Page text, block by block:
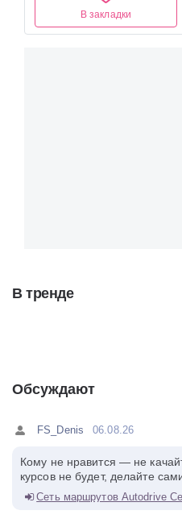
В закладки
В тренде
Обсуждают
FS_Denis 06.08.26
Кому не нравится — не
курсов не будет, делайте
Сеть маршрутов Autodrive